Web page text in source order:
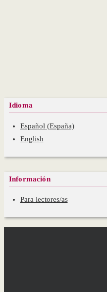
Idioma
Español (España)
English
Información
Para lectores/as